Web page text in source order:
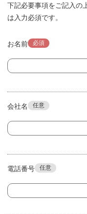
下記必要事項をご記入の
は入力必須です。
お名前 必須
会社名 任意
電話番号 任意